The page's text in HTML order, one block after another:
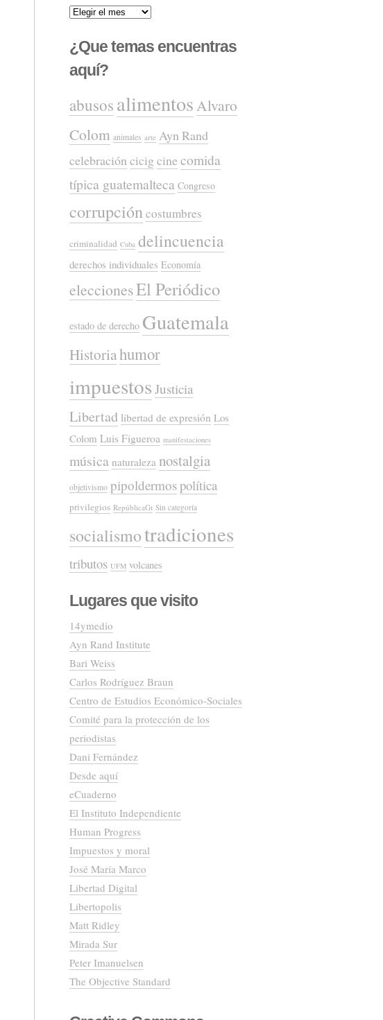
Archivos
¿Que temas encuentras
aquí?
abusos alimentosAlvaro
Colom animales arte Ayn Rand
celebración cicig cine comida
típica guatemalteca Congreso
corrupcióncostumbres
criminalidad Cuba delincuencia
derechos individuales Economía
eleccionesEl Periódico
estado de derecho Guatemala
Historiahumor
impuestos Justicia
Libertad libertad de expresión Los
Colom Luis Figueroa manifestaciones
música naturaleza nostalgia
objetivismo pipoldermospolítica
privilegios RepúblicaGt Sin categoría
socialismotradiciones
tributos UFM volcanes
Lugares que visito
14ymedio
Ayn Rand Institute
Bari Weiss
Carlos Rodríguez Braun
Centro de Estudios Económico-Sociales
Comité para la protección de los
periodistas
Dani Fernández
Desde aquí
eCuaderno
El Instituto Independiente
Human Progress
Impuestos y moral
José María Marco
Libertad Digital
Libertopolis
Matt Ridley
Mirada Sur
Peter Imanuelsen
The Objective Standard